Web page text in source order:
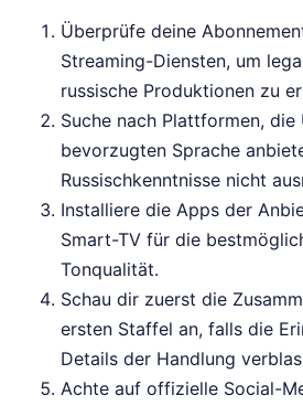
Überprüfe deine
Streaming-Diensten, um
russische Produktionen zu
Suche nach Plattformen,
bevorzugten Sprache
Russischkenntnisse nicht
Installiere die Apps der
Smart-TV für die
Tonqualität.
Schau dir zuerst die
ersten Staffel an, falls die
Details der Handlung
Achte auf offizielle Social-